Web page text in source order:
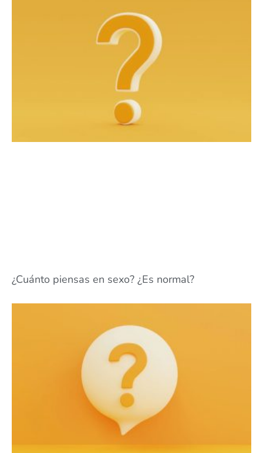
¿Cuánto piensas en sexo? ¿Es normal?